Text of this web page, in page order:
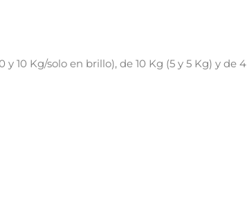
y 10 Kg/solo en brillo), de 10 Kg (5 y 5 Kg) y de 4